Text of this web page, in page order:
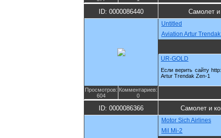
ID: 0000086440 Самолет
Untitled
Aviation Artur
UR-GOLD
Если верить сайту
Artur Trendak Zen-1
Просмотров:
604
Комментариев:
0
ID: 0000086366 Самолет и
Motor Sich Airlines
Mil Mi-2